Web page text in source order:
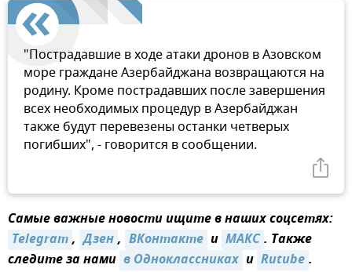
"Пострадавшие в ходе атаки дронов в Азовском
море граждане Азербайджана возвращаются на
родину. Кроме пострадавших после завершения
всех необходимых процедур в Азербайджан
также будут перевезены останки четверых
погибших", - говорится в сообщении.
Самые важные новости ищите в наших соцсетях:
Telegram, Дзен, ВКонтакте и МАКС. Также
следите за нами в Одноклассниках и Rutube.